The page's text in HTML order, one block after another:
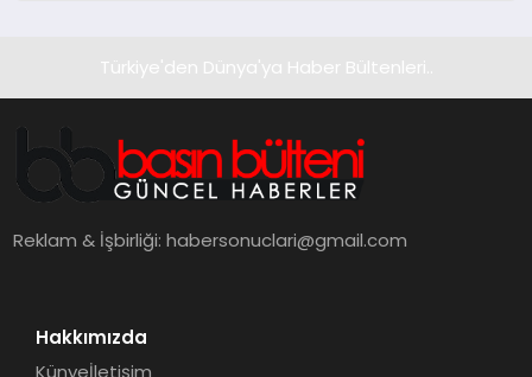
Türkiye'den Dünya'ya Haber Bültenleri..
Reklam & İşbirliği:habersonuclari@gmail.com
Hakkımızda